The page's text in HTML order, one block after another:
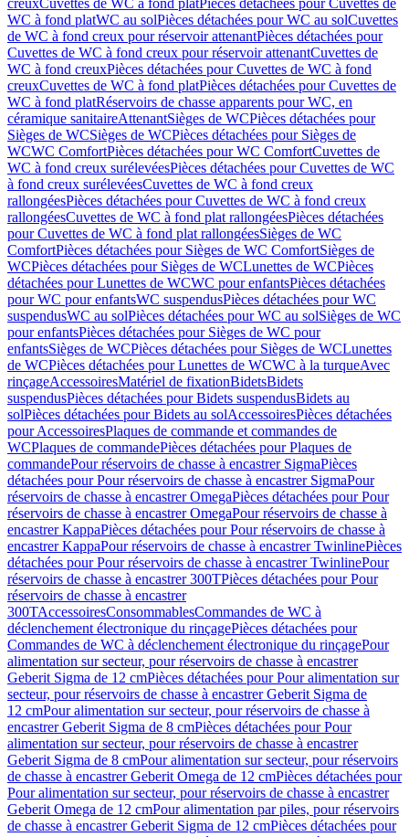
creuxCuvettes de WC à fond platPièces détachées pour Cuvettes de
WC à fond platWC au solPièces détachées pour WC au solCuvettes
de WC à fond creux pour réservoir attenantPièces détachées pour
Cuvettes de WC à fond creux pour réservoir attenantCuvettes de
WC à fond creuxPièces détachées pour Cuvettes de WC à fond
creuxCuvettes de WC à fond platPièces détachées pour Cuvettes de
WC à fond platRéservoirs de chasse apparents pour WC, en
céramique sanitaireAttenantSièges de WCPièces détachées pour
Sièges de WCSièges de WCPièces détachées pour Sièges de
WCWC ComfortPièces détachées pour WC ComfortCuvettes de
WC à fond creux surélevéesPièces détachées pour Cuvettes de WC
à fond creux surélevéesCuvettes de WC à fond creux
rallongéesPièces détachées pour Cuvettes de WC à fond creux
rallongéesCuvettes de WC à fond plat rallongéesPièces détachées
pour Cuvettes de WC à fond plat rallongéesSièges de WC
ComfortPièces détachées pour Sièges de WC ComfortSièges de
WCPièces détachées pour Sièges de WCLunettes de WCPièces
détachées pour Lunettes de WCWC pour enfantsPièces détachées
pour WC pour enfantsWC suspendusPièces détachées pour WC
suspendusWC au solPièces détachées pour WC au solSièges de WC
pour enfantsPièces détachées pour Sièges de WC pour
enfantsSièges de WCPièces détachées pour Sièges de WCLunettes
de WCPièces détachées pour Lunettes de WCWC à la turqueAvec
rinçageAccessoiresMatériel de fixationBidetsBidets
suspendusPièces détachées pour Bidets suspendusBidets au
solPièces détachées pour Bidets au solAccessoiresPièces détachées
pour AccessoiresPlaques de commande et commandes de
WCPlaques de commandePièces détachées pour Plaques de
commandePour réservoirs de chasse à encastrer SigmaPièces
détachées pour Pour réservoirs de chasse à encastrer SigmaPour
réservoirs de chasse à encastrer OmegaPièces détachées pour Pour
réservoirs de chasse à encastrer OmegaPour réservoirs de chasse à
encastrer KappaPièces détachées pour Pour réservoirs de chasse à
encastrer KappaPour réservoirs de chasse à encastrer TwinlinePièces
détachées pour Pour réservoirs de chasse à encastrer TwinlinePour
réservoirs de chasse à encastrer 300TPièces détachées pour Pour
réservoirs de chasse à encastrer
300TAccessoiresConsommablesCommandes de WC à
déclenchement électronique du rinçagePièces détachées pour
Commandes de WC à déclenchement électronique du rinçagePour
alimentation sur secteur, pour réservoirs de chasse à encastrer
Geberit Sigma de 12 cmPièces détachées pour Pour alimentation sur
secteur, pour réservoirs de chasse à encastrer Geberit Sigma de
12 cmPour alimentation sur secteur, pour réservoirs de chasse à
encastrer Geberit Sigma de 8 cmPièces détachées pour Pour
alimentation sur secteur, pour réservoirs de chasse à encastrer
Geberit Sigma de 8 cmPour alimentation sur secteur, pour réservoirs
de chasse à encastrer Geberit Omega de 12 cmPièces détachées pour
Pour alimentation sur secteur, pour réservoirs de chasse à encastrer
Geberit Omega de 12 cmPour alimentation par piles, pour réservoirs
de chasse à encastrer Geberit Sigma de 12 cmPièces détachées pour